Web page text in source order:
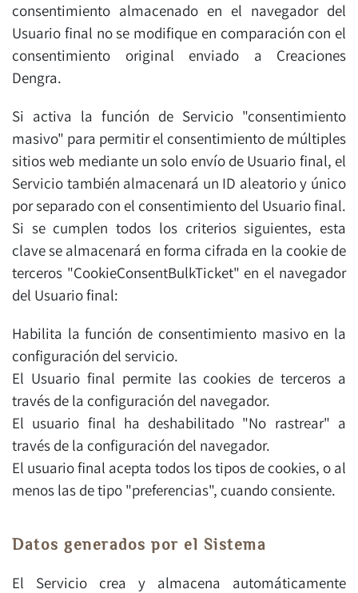
consentimiento almacenado en el navegador del
Usuario final no se modifique en comparación con el
consentimiento original enviado a Creaciones
Dengra.
Si activa la función de Servicio "consentimiento
masivo" para permitir el consentimiento de múltiples
sitios web mediante un solo envío de Usuario final, el
Servicio también almacenará un ID aleatorio y único
por separado con el consentimiento del Usuario final.
Si se cumplen todos los criterios siguientes, esta
clave se almacenará en forma cifrada en la cookie de
terceros "CookieConsentBulkTicket" en el navegador
del Usuario final:
Habilita la función de consentimiento masivo en la
configuración del servicio.
El Usuario final permite las cookies de terceros a
través de la configuración del navegador.
El usuario final ha deshabilitado "No rastrear" a
través de la configuración del navegador.
El usuario final acepta todos los tipos de cookies, o al
menos las de tipo "preferencias", cuando consiente.
Datos generados por el Sistema
El Servicio crea y almacena automáticamente